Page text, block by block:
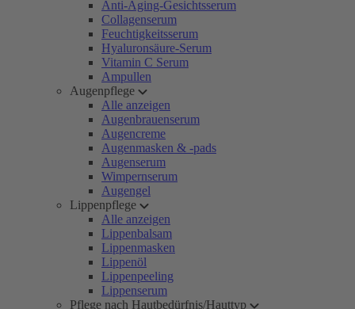
Anti-Aging-Gesichtsserum
Collagenserum
Feuchtigkeitsserum
Hyaluronsäure-Serum
Vitamin C Serum
Ampullen
Augenpflege
Alle anzeigen
Augenbrauenserum
Augencreme
Augenmasken & -pads
Augenserum
Wimpernserum
Augengel
Lippenpflege
Alle anzeigen
Lippenbalsam
Lippenmasken
Lippenöl
Lippenpeeling
Lippenserum
Pflege nach Hautbedürfnis/Hauttyp